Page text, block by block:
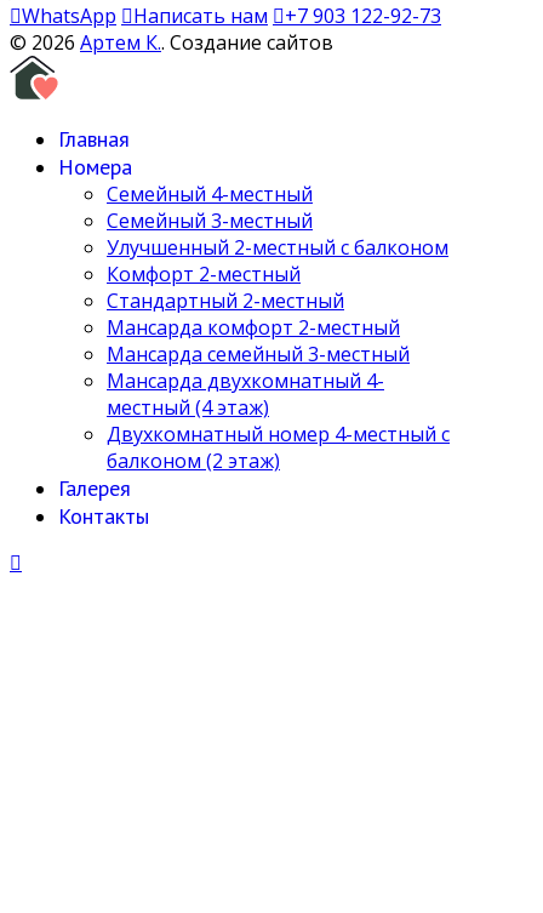
WhatsApp Написать нам
+7 903 122-92-73
© 2026 Артем К.. Создание сайтов
Главная
Номера
Семейный 4-местный
Семейный 3-местный
Улучшенный 2-местный с балконом
Комфорт 2-местный
Стандартный 2-местный
Мансарда комфорт 2-местный
Мансарда семейный 3-местный
Мансарда двухкомнатный 4-
местный (4 этаж)
Двухкомнатный номер 4-местный с
балконом (2 этаж)
Галерея
Контакты